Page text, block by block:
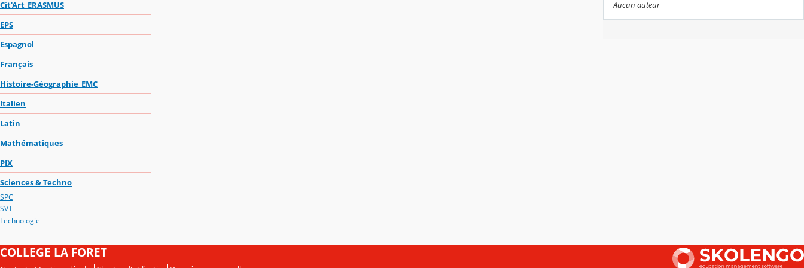
Cit'Art_ERASMUS
EPS
Espagnol
Français
Histoire-Géographie_EMC
Italien
Latin
Mathématiques
PIX
Sciences & Techno
SPC
SVT
Technologie
Aucun auteur
COLLEGE LA FORET